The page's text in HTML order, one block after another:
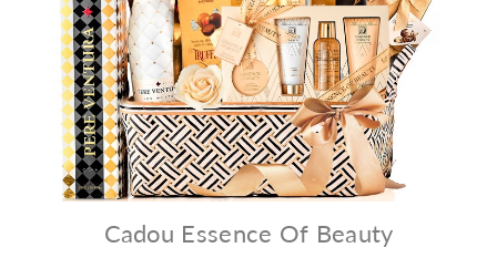
Cadou Essence Of Beauty